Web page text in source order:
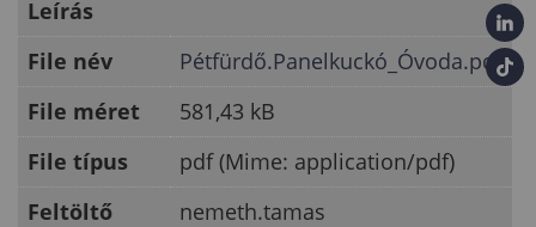
Leírás
File név
Pétfürdő.Panelkuckó_Óvoda.pdf
File méret
581,43 kB
File típus
pdf (Mime: application/pdf)
Feltöltő
nemeth.tamas